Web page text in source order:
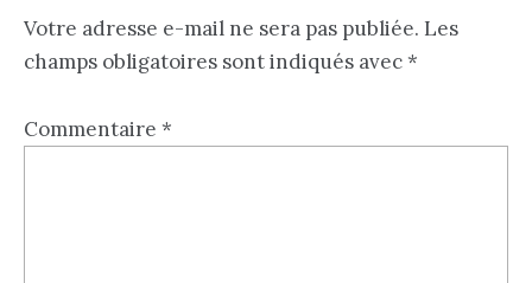
Votre adresse e-mail ne sera pas publiée. Les
champs obligatoires sont indiqués avec*
Commentaire *